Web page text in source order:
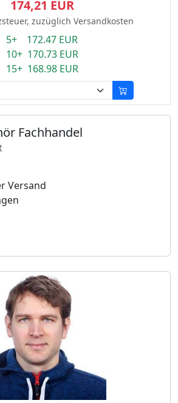
174,21 EUR
zuzüglich Versandkosten
5+ 172.47 EUR
10+ 170.73 EUR
15+ 168.98 EUR
Fachhandel
Versand